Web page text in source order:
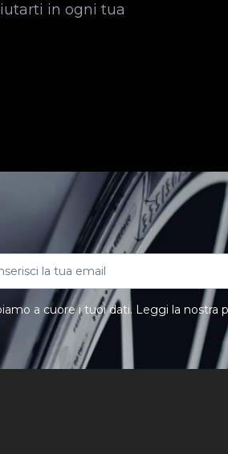
in ogni tua
a cuore i tuoi dati. Leggi la nostra